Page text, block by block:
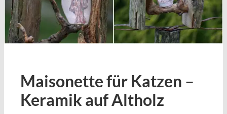
Maisonette für Katzen –
Keramik auf Altholz